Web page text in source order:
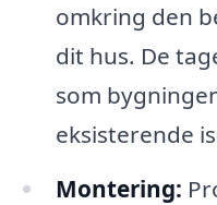
omkring den
dit hus. De
som
eksisterende
Montering: